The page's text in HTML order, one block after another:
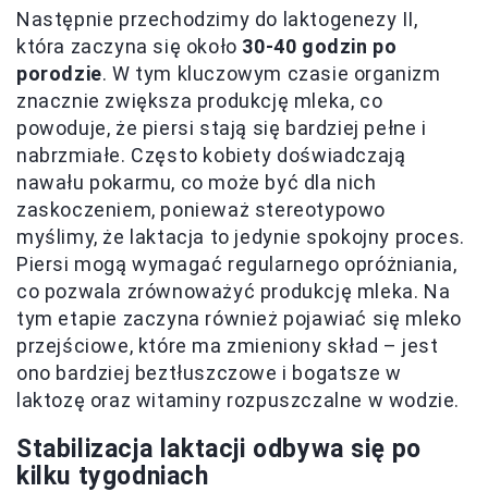
Następnie przechodzimy do laktogenezy II,
która zaczyna się około 30-40 godzin po
porodzie. W tym kluczowym czasie organizm
znacznie zwiększa produkcję mleka, co
powoduje, że piersi stają się bardziej pełne i
nabrzmiałe. Często kobiety doświadczają
nawału pokarmu, co może być dla nich
zaskoczeniem, ponieważ stereotypowo
myślimy, że laktacja to jedynie spokojny proces.
Piersi mogą wymagać regularnego opróżniania,
co pozwala zrównoważyć produkcję mleka. Na
tym etapie zaczyna również pojawiać się mleko
przejściowe, które ma zmieniony skład – jest
ono bardziej beztłuszczowe i bogatsze w
laktozę oraz witaminy rozpuszczalne w wodzie.
Stabilizacja laktacji odbywa się po
kilku tygodniach